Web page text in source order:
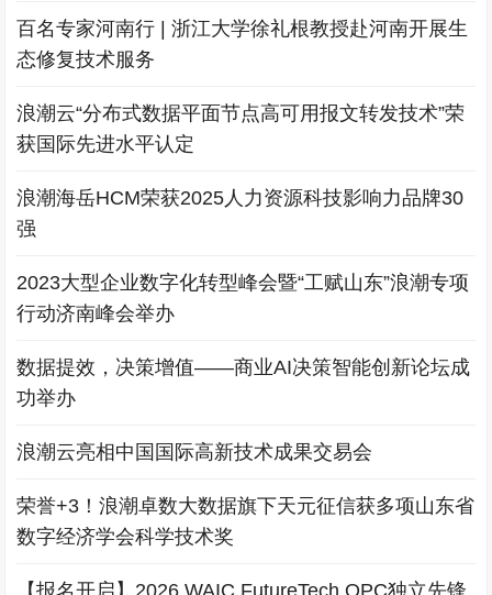
百名专家河南行 | 浙江大学徐礼根教授赴河南开展生
态修复技术服务
浪潮云“分布式数据平面节点高可用报文转发技术”荣
获国际先进水平认定
浪潮海岳HCM荣获2025人力资源科技影响力品牌30
强
2023大型企业数字化转型峰会暨“工赋山东”浪潮专项
行动济南峰会举办
数据提效，决策增值——商业AI决策智能创新论坛成
功举办
浪潮云亮相中国国际高新技术成果交易会
荣誉+3！浪潮卓数大数据旗下天元征信获多项山东省
数字经济学会科学技术奖
【报名开启】2026 WAIC FutureTech OPC独立先锋